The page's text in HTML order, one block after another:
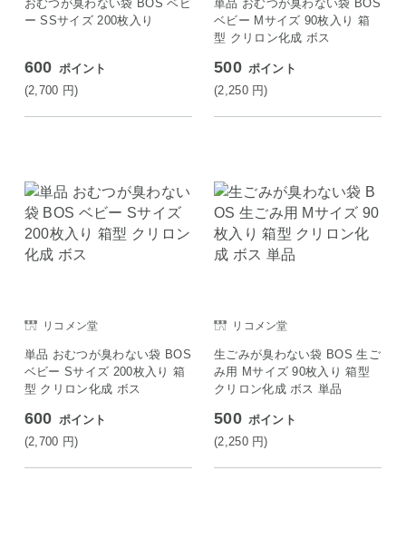
おむつが臭わない袋 BOS ベビ
ー SSサイズ 200枚入り
600 ポイント
(2,700 円)
単品 おむつが臭わない袋 BOS
ベビー Mサイズ 90枚入り 箱
型 クリロン化成 ボス
500 ポイント
(2,250 円)
リコメン堂
単品 おむつが臭わない袋 BOS
ベビー Sサイズ 200枚入り 箱
型 クリロン化成 ボス
600 ポイント
(2,700 円)
リコメン堂
生ごみが臭わない袋 BOS 生ご
み用 Mサイズ 90枚入り 箱型
クリロン化成 ボス 単品
500 ポイント
(2,250 円)